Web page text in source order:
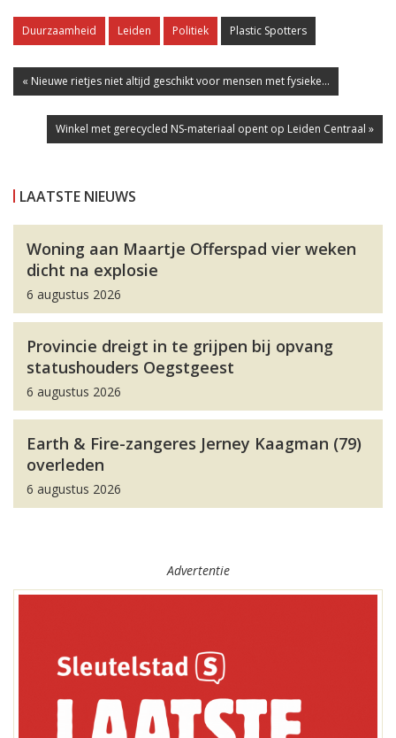
Duurzaamheid Leiden Politiek Plastic Spotters
« Nieuwe rietjes niet altijd geschikt voor mensen met fysieke...
Winkel met gerecycled NS-materiaal opent op Leiden Centraal »
LAATSTE NIEUWS
Woning aan Maartje Offerspad vier weken
dicht na explosie
6 augustus 2026
Provincie dreigt in te grijpen bij opvang
statushouders Oegstgeest
6 augustus 2026
Earth & Fire-zangeres Jerney Kaagman (79)
overleden
6 augustus 2026
Advertentie